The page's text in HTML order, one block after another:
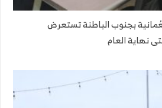
بجنوب الباطنة تستعرض
نهاية العام